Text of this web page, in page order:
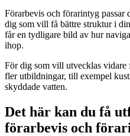
Förarbevis och förarintyg passar
dig som vill få bättre struktur i
får en tydligare bild av hur
ihop.
För dig som vill utvecklas vidare
fler utbildningar, till exempel
skyddade vatten.
Det här kan du få
förarbevis och